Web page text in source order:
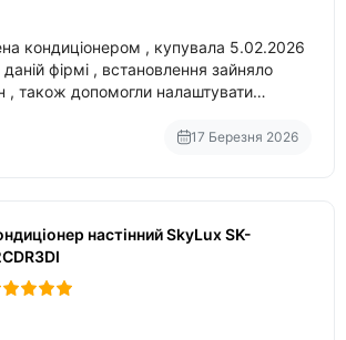
кондиціонером , купувала 5.02.2026
17 Березня 2026
настінний SkyLux SK-